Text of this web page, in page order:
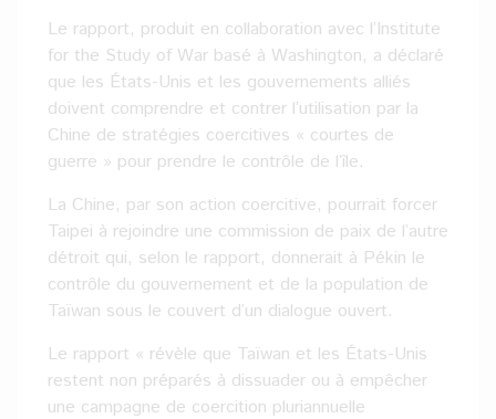
Le rapport, produit en collaboration avec l’Institute
for the Study of War basé à Washington, a déclaré
que les États-Unis et les gouvernements alliés
doivent comprendre et contrer l’utilisation par la
Chine de stratégies coercitives « courtes de
guerre » pour prendre le contrôle de l’île.
La Chine, par son action coercitive, pourrait forcer
Taipei à rejoindre une commission de paix de l’autre
détroit qui, selon le rapport, donnerait à Pékin le
contrôle du gouvernement et de la population de
Taïwan sous le couvert d’un dialogue ouvert.
Le rapport « révèle que Taïwan et les États-Unis
restent non préparés à dissuader ou à empêcher
une campagne de coercition pluriannuelle